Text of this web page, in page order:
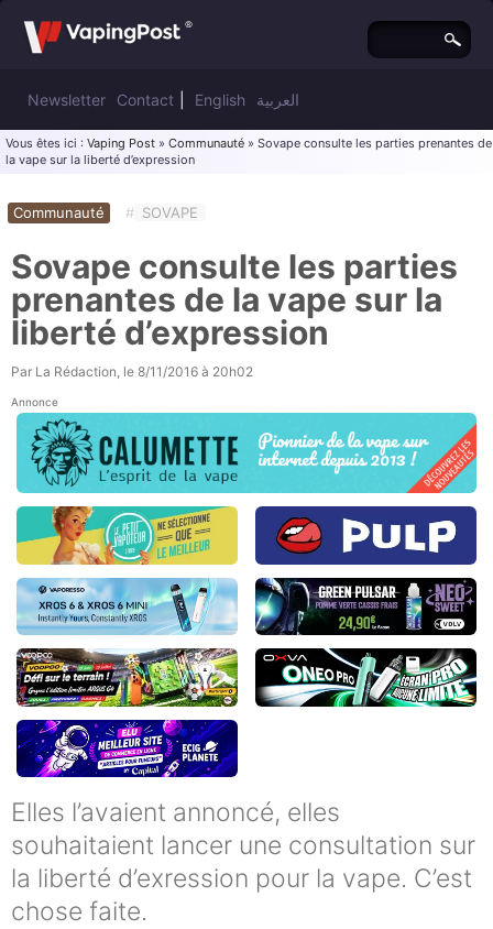
Newsletter Contact English العربية
Vous êtes ici : Vaping Post » Communauté » Sovape consulte les parties prenantes de
la vape sur la liberté d’expression
Communauté # SOVAPE
Sovape consulte les parties
prenantes de la vape sur la
liberté d’expression
Par La Rédaction, le 8/11/2016 à 20h02
Annonce
Elles l’avaient annoncé, elles
souhaitaient lancer une consultation sur
la liberté d’exression pour la vape. C’est
chose faite.